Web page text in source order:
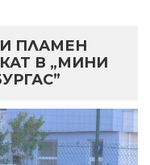
И ПЛАМЕН
В „МИНИ